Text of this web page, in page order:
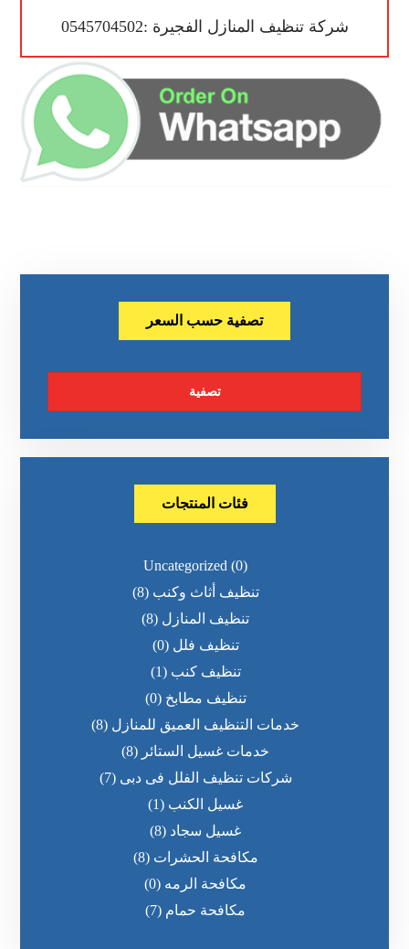
شركة تنظيف المنازل الفجيرة :0545704502
تصفية حسب السعر
تصفية
فئات المنتجات
Uncategorized (0)
تنظيف أثاث وكنب (8)
تنظيف المنازل (8)
تنظيف فلل (0)
تنظيف كنب (1)
تنظيف مطابخ (0)
خدمات التنظيف العميق للمنازل (8)
خدمات غسيل الستائر (8)
شركات تنظيف الفلل فى دبى (7)
غسيل الكنب (1)
غسيل سجاد (8)
مكافحة الحشرات (8)
مكافحة الرمه (0)
مكافحة حمام (7)